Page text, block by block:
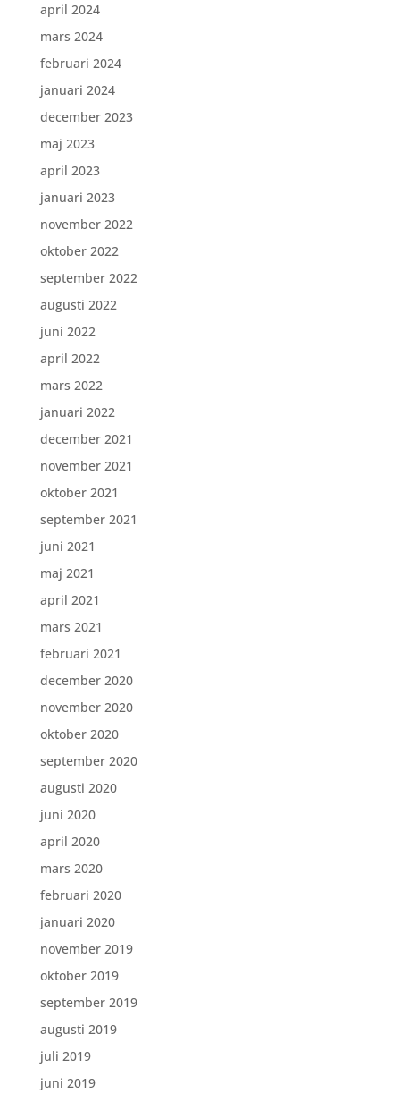
april 2024
mars 2024
februari 2024
januari 2024
december 2023
maj 2023
april 2023
januari 2023
november 2022
oktober 2022
september 2022
augusti 2022
juni 2022
april 2022
mars 2022
januari 2022
december 2021
november 2021
oktober 2021
september 2021
juni 2021
maj 2021
april 2021
mars 2021
februari 2021
december 2020
november 2020
oktober 2020
september 2020
augusti 2020
juni 2020
april 2020
mars 2020
februari 2020
januari 2020
november 2019
oktober 2019
september 2019
augusti 2019
juli 2019
juni 2019